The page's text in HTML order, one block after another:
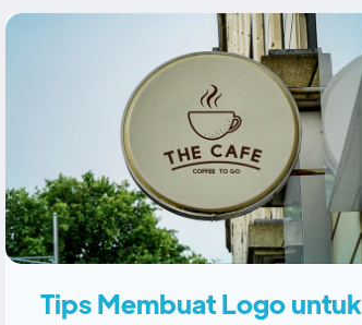
Tips Membuat Logo untuk